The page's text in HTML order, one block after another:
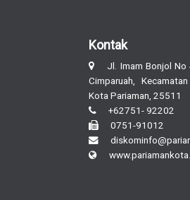
Kontak
Jl. Imam Bonjol No
Cimparuah,
Kota Pariaman, 25511
+62751- 92202
0751-91012